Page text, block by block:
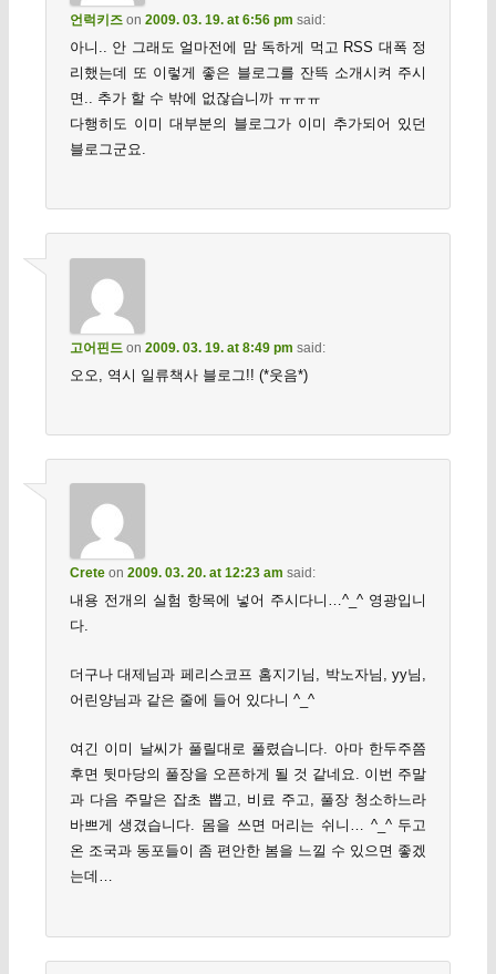
언럭키즈on 2009. 03. 19. at 6:56 pm said:
아니.. 안 그래도 얼마전에 맘 독하게 먹고 RSS 대폭 정
리했는데 또 이렇게 좋은 블로그를 잔뜩 소개시켜 주시
면.. 추가 할 수 밖에 없잖습니까 ㅠㅠㅠ
다행히도 이미 대부분의 블로그가 이미 추가되어 있던
블로그군요.
고어핀드 on 2009. 03. 19. at 8:49 pm said:
오오, 역시 일류책사 블로그!! (*웃음*)
Creteon 2009. 03. 20. at 12:23 am said:
내용 전개의 실험 항목에 넣어 주시다니…^_^ 영광입니
다.
더구나 대제님과 페리스코프 홈지기님, 박노자님, yy님,
어린양님과 같은 줄에 들어 있다니 ^_^
여긴 이미 날씨가 풀릴대로 풀렸습니다. 아마 한두주쯤
후면 뒷마당의 풀장을 오픈하게 될 것 같네요. 이번 주말
과 다음 주말은 잡초 뽑고, 비료 주고, 풀장 청소하느라
바쁘게 생겼습니다. 몸을 쓰면 머리는 쉬니… ^_^ 두고
온 조국과 동포들이 좀 편안한 봄을 느낄 수 있으면 좋겠
는데…